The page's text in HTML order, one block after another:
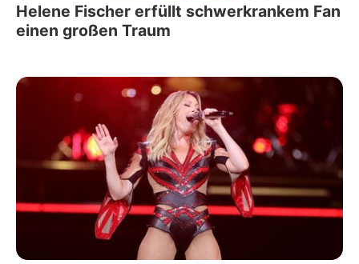
Helene Fischer erfüllt schwerkrankem Fan
einen großen Traum